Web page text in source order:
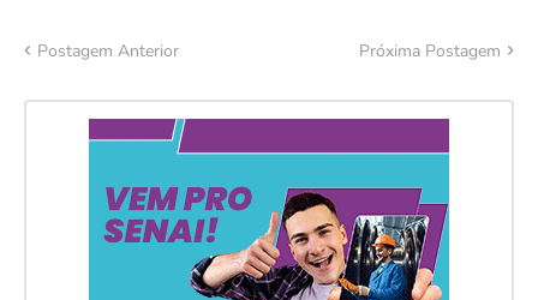
Postagem Anterior Próxima Postagem